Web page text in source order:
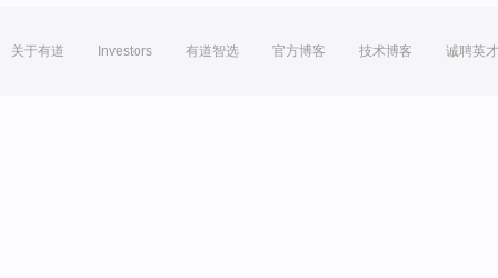
关于有道 Investors 有道智选 官方博客 技术博客 诚聘英才